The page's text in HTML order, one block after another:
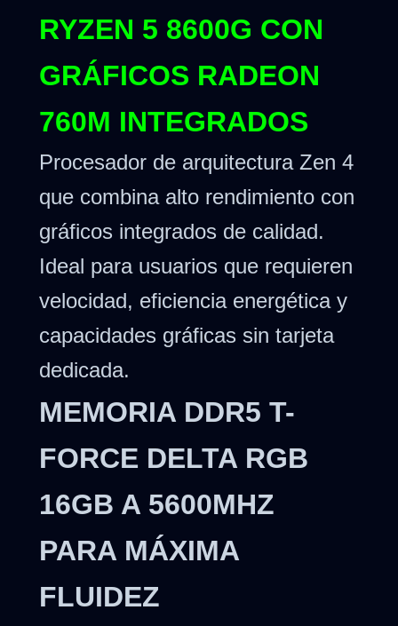
RYZEN 5 8600G CON
GRÁFICOS RADEON
760M INTEGRADOS
Procesador de arquitectura Zen 4
que combina alto rendimiento con
gráficos integrados de calidad.
Ideal para usuarios que requieren
velocidad, eficiencia energética y
capacidades gráficas sin tarjeta
dedicada.
MEMORIA DDR5 T-
FORCE DELTA RGB
16GB A 5600MHZ
PARA MÁXIMA
FLUIDEZ